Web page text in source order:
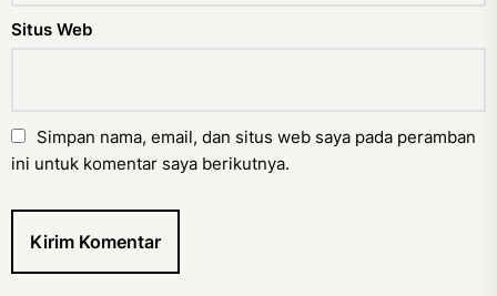
Situs Web
Simpan nama, email, dan situs web saya pada peramban
ini untuk komentar saya berikutnya.